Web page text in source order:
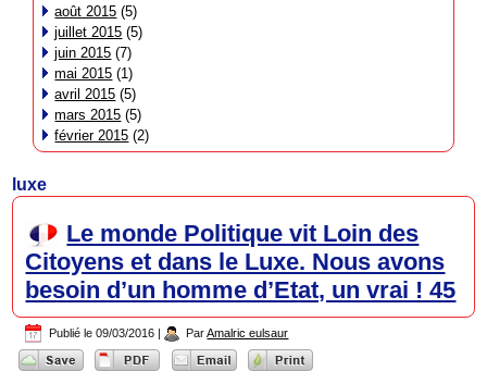
août 2015 (5)
juillet 2015 (5)
juin 2015 (7)
mai 2015 (1)
avril 2015 (5)
mars 2015 (5)
février 2015 (2)
luxe
Le monde Politique vit Loin des
Citoyens et dans le Luxe. Nous avons
besoin d’un homme d’Etat, un vrai ! 45
Publié le 09/03/2016 | Par Amalric eulsaur